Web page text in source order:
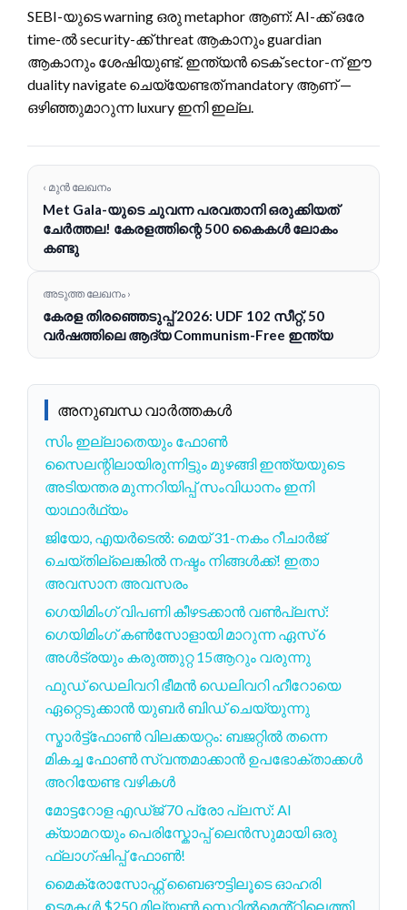
SEBI-യുടെ warning ഒരു metaphor ആണ്: AI-ക്ക് ഒരേ
time-ൽ security-ക്ക് threat ആകാനും guardian
ആകാനും ശേഷിയുണ്ട്. ഇന്ത്യൻ ടെക് sector-ന് ഈ
duality navigate ചെയ്യേണ്ടത് mandatory ആണ് —
ഒഴിഞ്ഞുമാറുന്ന luxury ഇനി ഇല്ല.
‹ മുൻ ലേഖനം
Met Gala-യുടെ ചുവന്ന പരവതാനി ഒരുക്കിയത്
ചേർത്തല! കേരളത്തിന്റെ 500 കൈകൾ ലോകം
കണ്ടു
അടുത്ത ലേഖനം ›
കേരള തിരഞ്ഞെടുപ്പ് 2026: UDF 102 സീറ്റ്, 50
വർഷത്തിലെ ആദ്യ Communism-Free ഇന്ത്യ
അനുബന്ധ വാർത്തകൾ
സിം ഇല്ലാതെയും ഫോൺ
സൈലന്റിലായിരുന്നിട്ടും മുഴങ്ങി ഇന്ത്യയുടെ
അടിയന്തര മുന്നറിയിപ്പ് സംവിധാനം ഇനി
യാഥാർഥ്യം
ജിയോ, എയർടെൽ: മെയ് 31-നകം റീചാർജ്
ചെയ്തില്ലെങ്കിൽ നഷ്ടം നിങ്ങൾക്ക്! ഇതാ
അവസാന അവസരം
ഗെയിമിംഗ് വിപണി കീഴടക്കാൻ വൺപ്ലസ്:
ഗെയിമിംഗ് കൺസോളായി മാറുന്ന ഏസ് 6
അൾട്രയും കരുത്തുറ്റ 15ആറും വരുന്നു
ഫുഡ് ഡെലിവറി ഭീമൻ ഡെലിവറി ഹീറോയെ
ഏറ്റെടുക്കാൻ യുബർ ബിഡ് ചെയ്യുന്നു
സ്മാർട്ട്ഫോൺ വിലക്കയറ്റം: ബജറ്റിൽ തന്നെ
മികച്ച ഫോൺ സ്വന്തമാക്കാൻ ഉപഭോക്താക്കൾ
അറിയേണ്ട വഴികൾ
മോട്ടറോള എഡ്ജ് 70 പ്രോ പ്ലസ്: AI
ക്യാമറയും പെരിസ്കോപ്പ് ലെൻസുമായി ഒരു
ഫ്ലാഗ്ഷിപ്പ് ഫോൺ!
മൈക്രോസോഫ്റ്റ് ബൈഔട്ടിലൂടെ ഓഹരി
ഉടമകൾ $250 മില്യൺ സെറ്റിൽമെൻ്റിലെത്തി